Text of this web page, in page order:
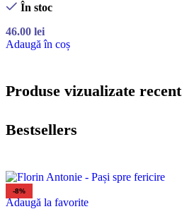
În stoc
46.00 lei
Adaugă în coș
Produse vizualizate recent
Bestsellers
-8%
Adaugă la favorite